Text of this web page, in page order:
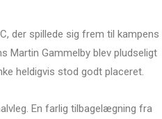
der spillede sig frem til kampens
Martin Gammelby blev pludseligt
heldigvis stod godt placeret.
En farlig tilbagelægning fra